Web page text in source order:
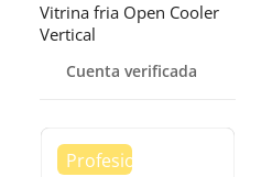
Vitrina fria Open Cooler
Vertical
Cuenta verificada